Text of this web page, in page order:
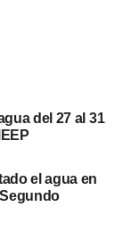
del 27 al 31
el agua en